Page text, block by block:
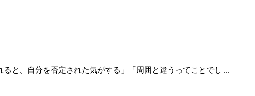
と、自分を否定された気がする」「周囲と違うってことでし ...